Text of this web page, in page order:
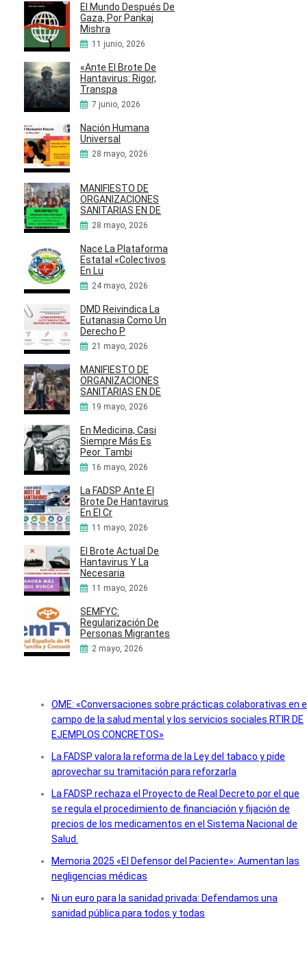
El Mundo Después De
Gaza, Por Pankaj
Mishra
11 junio, 2026
«Ante El Brote De
Hantavirus: Rigor,
Transpa
7 junio, 2026
Nación Humana
Universal
28 mayo, 2026
MANIFIESTO DE
ORGANIZACIONES
SANITARIAS EN DE
28 mayo, 2026
Nace La Plataforma
Estatal «Colectivos
En Lu
24 mayo, 2026
DMD Reivindica La
Eutanasia Como Un
Derecho P
21 mayo, 2026
MANIFIESTO DE
ORGANIZACIONES
SANITARIAS EN DE
19 mayo, 2026
En Medicina, Casi
Siempre Más Es
Peor. Tambi
16 mayo, 2026
La FADSP Ante El
Brote De Hantavirus
En El Cr
11 mayo, 2026
El Brote Actual De
Hantavirus Y La
Necesaria
11 mayo, 2026
SEMFYC:
Regularización De
Personas Migrantes
2 mayo, 2026
OME: «Conversaciones sobre prácticas colaborativas en
campo de la salud mental y los servicios sociales RTIR DE
EJEMPLOS CONCRETOS»
La FADSP valora la reforma de la Ley del tabaco y pide
aprovechar su tramitación para reforzarla
La FADSP rechaza el Proyecto de Real Decreto por el que
se regula el procedimiento de financiación y fijación de
precios de los medicamentos en el Sistema Nacional de
Salud.
Memoria 2025 «El Defensor del Paciente»: Aumentan las
negligencias médicas
Ni un euro para la sanidad privada: Defendamos una
sanidad pública para todos y todas